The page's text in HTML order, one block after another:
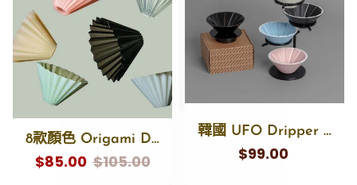
8款顏色 Origami Dripper Air 濾杯S
$85.00 $105.00
韓國 UFO Dripper 手沖咖啡濾杯 (陶瓷/V2/ V3 Tritan) - WBrC 世界冠軍之選
$99.00